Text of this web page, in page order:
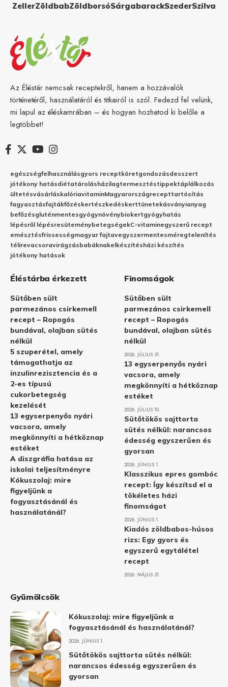
ZellerZöldbabZöldborsóSárgabarackSzederSzilva
Az Éléstár nemcsak receptekről, hanem a hozzávalók
történetéről, használatáról és titkairól is szól. Fedezd fel velünk,
mi lapul az éléskamrában – és hogyan hozhatod ki belőle a
legtöbbet!
egészségfelhasználásgyors receptköretgondozásdesszert
jótékony hatásdiétatárolásházilagtermesztéstippektáplálkozás
ültetésvásárláskalóriavitaminMagyarországrecepttartósítás
fagyasztásfajtákfőzéskertészkedéskerttünetekásványianyag
befőzésgluténmentesgyógynövénybiokertgyógyhatás
lépésről lépésresüteménybetegségekC-vitaminegyszerű recept
emésztésfrissességmagyar fajtavegyszermentesméregtelenítés
télirevacsoravirágzásbabáknakelkészítésházi készítés
jótékony hatások
Éléstárba érkezett
Sütőben sült
parmezános csirkemell
recept – Ropogós
bundával, olajban sütés
nélkül
5 szuperétel, amely
támogathatja az
inzulinrezisztencia és a
2-es típusú
cukorbetegség
kezelését
13 egyserpenyős nyári
vacsora, amely
megkönnyíti a hétköznap
estéket
A diszgráfia hatása az
iskolai teljesítményre
Kókuszolaj: mire
figyeljünk a
fogyasztásánál és
használatánál?
Finomságok
Sütőben sült
parmezános csirkemell
recept – Ropogós
bundával, olajban sütés
nélkül
2026. JÚLIUS 31.
13 egyserpenyős nyári
vacsora, amely
megkönnyíti a hétköznap
estéket
2026. JÚLIUS 10.
Sütőtökös sajttorta
sütés nélkül: narancsos
édesség egyszerűen és
gyorsan
2026. JÚNIUS 1.
Klasszikus epres gombóc
recept: Így készítsd el a
tökéletes házi
finomságot
2026. JÚNIUS 1.
Kiadós zöldbabos-húsos
rizs: Egy gyors és
egyszerű egytálétel
recept
2026. MÁJUS 31.
Gyümölcsök
Kókuszolaj: mire figyeljünk a
fogyasztásánál és használatánál?
2026. JÚNIUS 1.
Sütőtökös sajttorta sütés nélkül:
narancsos édesség egyszerűen és
gyorsan